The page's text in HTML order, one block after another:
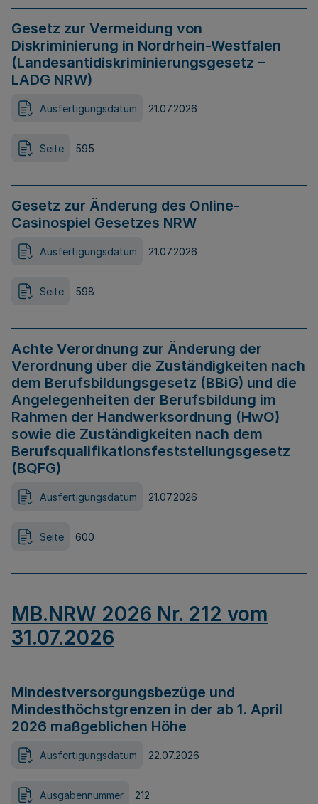
Gesetz zur Vermeidung von
Diskriminierung in Nordrhein-Westfalen
(Landesantidiskriminierungsgesetz –
LADG NRW)
Ausfertigungsdatum 21.07.2026
Seite 595
Gesetz zur Änderung des Online-
Casinospiel Gesetzes NRW
Ausfertigungsdatum 21.07.2026
Seite 598
Achte Verordnung zur Änderung der
Verordnung über die Zuständigkeiten nach
dem Berufsbildungsgesetz (BBiG) und die
Angelegenheiten der Berufsbildung im
Rahmen der Handwerksordnung (HwO)
sowie die Zuständigkeiten nach dem
Berufsqualifikationsfeststellungsgesetz
(BQFG)
Ausfertigungsdatum 21.07.2026
Seite 600
MB.NRW 2026 Nr. 212 vom
31.07.2026
Mindestversorgungsbezüge und
Mindesthöchstgrenzen in der ab 1. April
2026 maßgeblichen Höhe
Ausfertigungsdatum 22.07.2026
Ausgabennummer 212